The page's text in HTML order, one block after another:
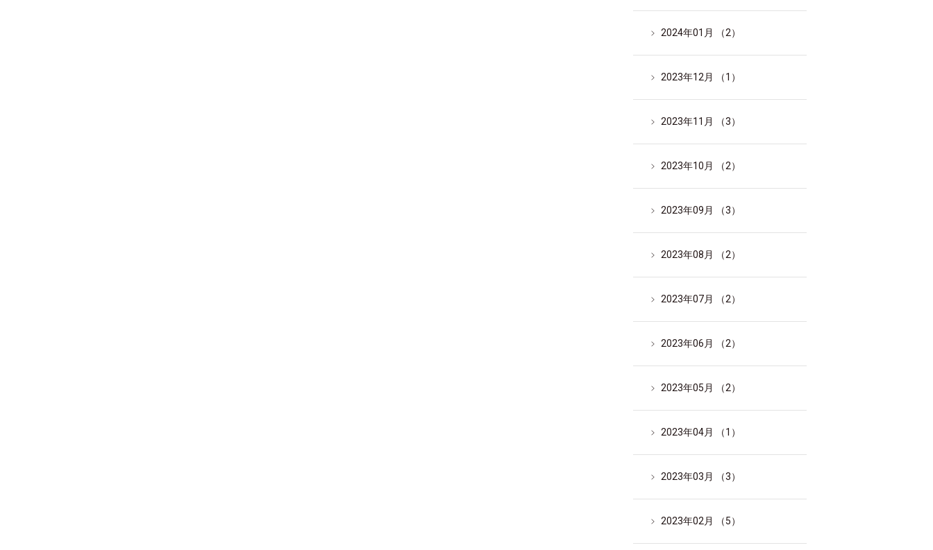
2024年01月 （2）
2023年12月 （1）
2023年11月 （3）
2023年10月 （2）
2023年09月 （3）
2023年08月 （2）
2023年07月 （2）
2023年06月 （2）
2023年05月 （2）
2023年04月 （1）
2023年03月 （3）
2023年02月 （5）